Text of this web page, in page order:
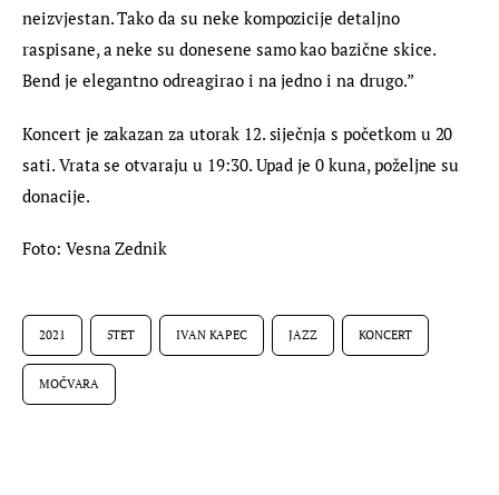
neizvjestan. Tako da su neke kompozicije detaljno
raspisane, a neke su donesene samo kao bazične skice.
Bend je elegantno odreagirao i na jedno i na drugo.”
Koncert je zakazan za utorak 12. siječnja s početkom u 20
sati. Vrata se otvaraju u 19:30. Upad je 0 kuna, poželjne su
donacije.
Foto: Vesna Zednik
2021 5TET IVAN KAPEC JAZZ KONCERT
MOČVARA